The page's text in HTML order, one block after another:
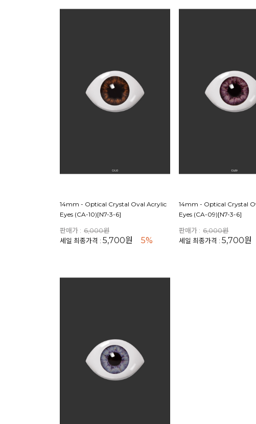
14mm - Optical Crystal Oval Acrylic
Eyes (CA-10)[N7-3-6]
판매가 : 6,000원
세일 최종가격 : 5,700원 5%
14mm - Optical Crystal
Eyes (CA-09)[N7-3-6]
판매가 : 6,000원
세일 최종가격 :5,700원